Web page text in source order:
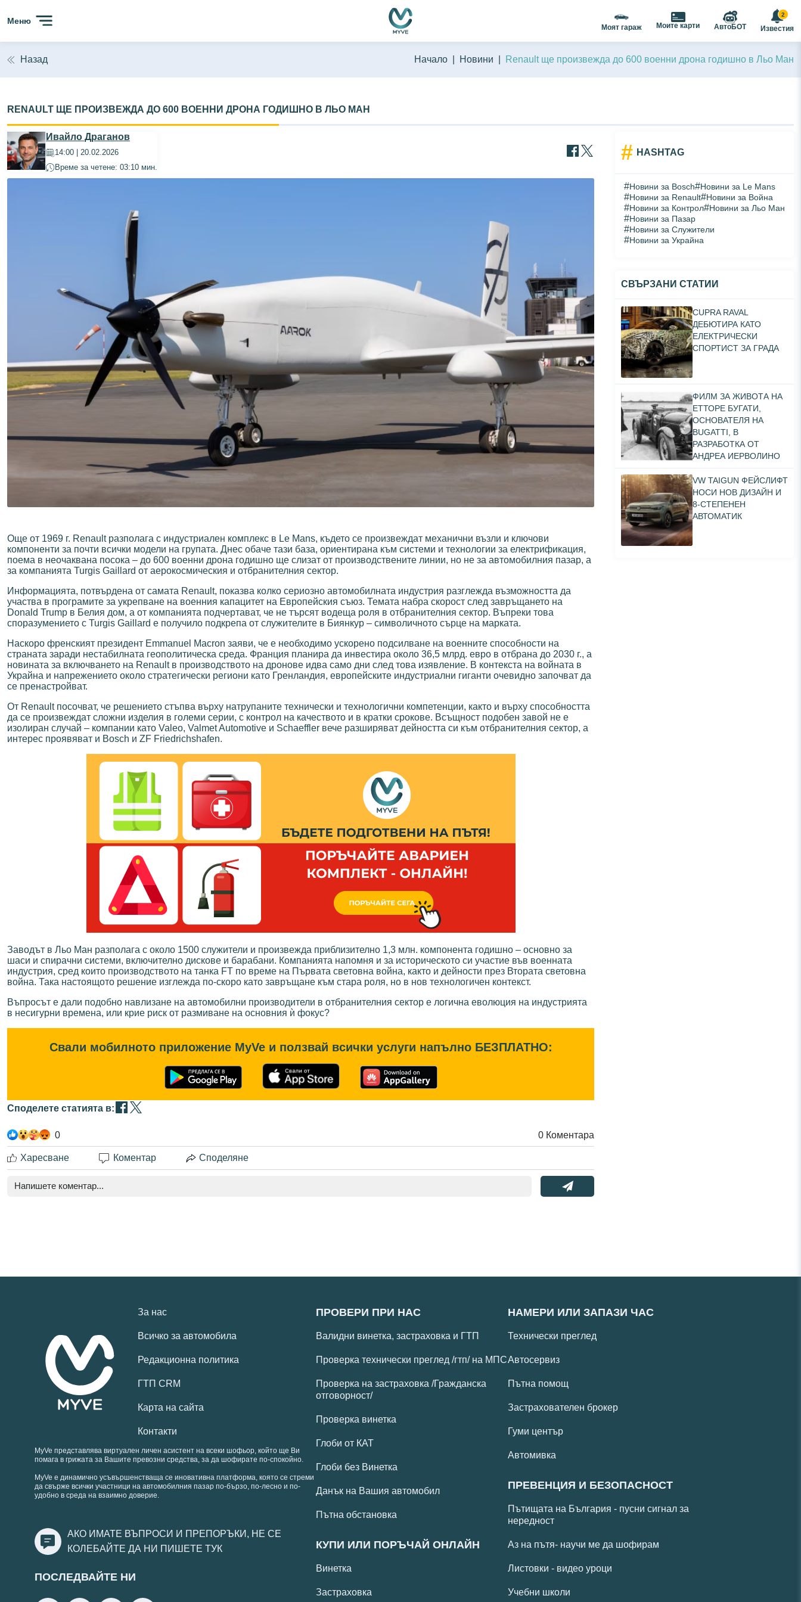
Меню
Моят гараж Моите карти АвтоБОТ
2
Известия
Назад Начало Новини Renault ще произвежда до 600 военни дрона годишно в Льо Ман
RENAULT ЩЕ ПРОИЗВЕЖДА ДО 600 ВОЕННИ ДРОНА ГОДИШНО В ЛЬО МАН
Ивайло Драганов
14:00 | 20.02.2026
Време за четене: 03:10 мин.
Още от 1969 г. Renault разполага с индустриален комплекс в Le Mans, където се произвеждат механични възли и ключови
компоненти за почти всички модели на групата. Днес обаче тази база, ориентирана към системи и технологии за електрификация,
поема в неочаквана посока – до 600 военни дрона годишно ще слизат от производствените линии, но не за автомобилния пазар, а
за компанията Turgis Gaillard от аерокосмическия и отбранителния сектор.
Информацията, потвърдена от самата Renault, показва колко сериозно автомобилната индустрия разглежда възможността да
участва в програмите за укрепване на военния капацитет на Европейския съюз. Темата набра скорост след завръщането на
Donald Trump в Белия дом, а от компанията подчертават, че не търсят водеща роля в отбранителния сектор. Въпреки това
споразумението с Turgis Gaillard е получило подкрепа от служителите в Биянкур – символичното сърце на марката.
Наскоро френският президент Emmanuel Macron заяви, че е необходимо ускорено подсилване на военните способности на
страната заради нестабилната геополитическа среда. Франция планира да инвестира около 36,5 млрд. евро в отбрана до 2030 г., а
новината за включването на Renault в производството на дронове идва само дни след това изявление. В контекста на войната в
Украйна и напрежението около стратегически региони като Гренландия, европейските индустриални гиганти очевидно започват да
се пренастройват.
От Renault посочват, че решението стъпва върху натрупаните технически и технологични компетенции, както и върху способността
да се произвеждат сложни изделия в големи серии, с контрол на качеството и в кратки срокове. Всъщност подобен завой не е
изолиран случай – компании като Valeo, Valmet Automotive и Schaeffler вече разширяват дейността си към отбранителния сектор, а
интерес проявяват и Bosch и ZF Friedrichshafen.
Заводът в Льо Ман разполага с около 1500 служители и произвежда приблизително 1,3 млн. компонента годишно – основно за
шаси и спирачни системи, включително дискове и барабани. Компанията напомня и за историческото си участие във военната
индустрия, сред които производството на танка FT по време на Първата световна война, както и дейности през Втората световна
война. Така настоящото решение изглежда по-скоро като завръщане към стара роля, но в нов технологичен контекст.
Въпросът е дали подобно навлизане на автомобилни производители в отбранителния сектор е логична еволюция на индустрията
в несигурни времена, или крие риск от размиване на основния ѝ фокус?
Свали мобилното приложение MyVe и ползвай всички услуги напълно БЕЗПЛАТНО:
Споделете статията в:
0 0 Коментара
Харесване Коментар Споделяне
# HASHTAG
#Новини за Bosch#Новини за Le Mans
#Новини за Renault#Новини за Война
#Новини за Контрол#Новини за Льо Ман
#Новини за Пазар
#Новини за Служители
#Новини за Украйна
СВЪРЗАНИ СТАТИИ
CUPRA RAVAL
ДЕБЮТИРА КАТО
ЕЛЕКТРИЧЕСКИ
СПОРТИСТ ЗА ГРАДА
ФИЛМ ЗА ЖИВОТА НА
ЕТТОРЕ БУГАТИ,
ОСНОВАТЕЛЯ НА
BUGATTI, В
РАЗРАБОТКА ОТ
АНДРЕА ИЕРВОЛИНО
VW TAIGUN ФЕЙСЛИФТ
НОСИ НОВ ДИЗАЙН И
8-СТЕПЕНЕН
АВТОМАТИК
За нас
Всичко за автомобила
Редакционна политика
ГТП CRM
Карта на сайта
Контакти
MyVe представлява виртуален личен асистент на всеки шофьор, който ще Ви
помага в грижата за Вашите превозни средства, за да шофирате по-спокойно.
MyVe е динамично усъвършенстваща се иновативна платформа, която се стреми
да свърже всички участници на автомобилния пазар по-бързо, по-лесно и по-
удобно в среда на взаимно доверие.
АКО ИМАТЕ ВЪПРОСИ И ПРЕПОРЪКИ, НЕ СЕ
КОЛЕБАЙТЕ ДА НИ ПИШЕТЕ ТУК
ПОСЛЕДВАЙТЕ НИ
ПРОВЕРИ ПРИ НАС
Валидни винетка, застраховка и ГТП
Проверка технически преглед /гтп/ на МПС
Проверка на застраховка /Гражданска
отговорност/
Проверка винетка
Глоби от КАТ
Глоби без Винетка
Данък на Вашия автомобил
Пътна обстановка
КУПИ ИЛИ ПОРЪЧАЙ ОНЛАЙН
Винетка
Застраховка
НАМЕРИ ИЛИ ЗАПАЗИ ЧАС
Технически преглед
Автосервиз
Пътна помощ
Застрахователен брокер
Гуми център
Автомивка
ПРЕВЕНЦИЯ И БЕЗОПАСНОСТ
Пътищата на България - пусни сигнал за
нередност
Аз на пътя- научи ме да шофирам
Листовки - видео уроци
Учебни школи